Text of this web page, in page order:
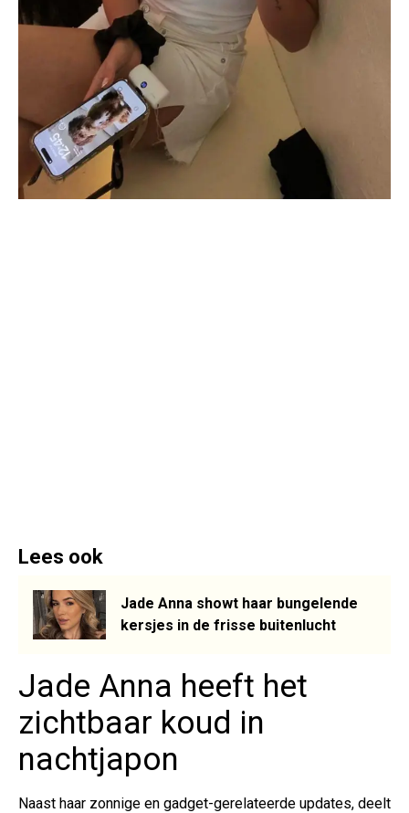
Lees ook
Jade Anna showt haar bungelende
kersjes in de frisse buitenlucht
Jade Anna heeft het
zichtbaar koud in
nachtjapon
Naast haar zonnige en gadget-gerelateerde updates, deelt